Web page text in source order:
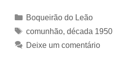
Categorias
Boqueirão do Leão
Tags
comunhão, década 1950
Deixe um comentário